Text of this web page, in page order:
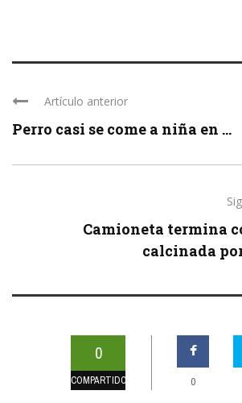
Artículo anterior
Perro casi se come a niña en ...
Camioneta termina
calcinada
0
COMPARTIDOS 0